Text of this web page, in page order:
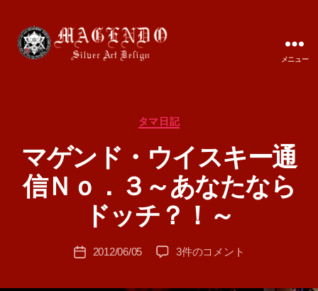
メニュー
カ
ゴ
リ
タマ日記
マゲンド・ウイスキー通
信Ｎｏ．３～あなたなら
ドッチ？！～
投
作
T
投
2012/06/05
マ
3件のコメント